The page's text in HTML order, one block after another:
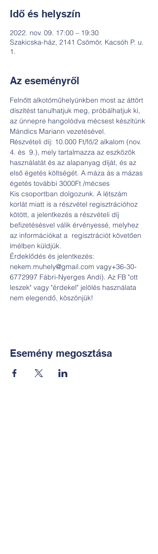
Idő és helyszín
2022. nov. 09. 17:00 – 19:30
Szakicska-ház, 2141 Csömör, Kacsóh P. u.
1.
Az eseményről
Felnőtt alkotóműhelyünkben most az áttört
díszítést tanulhatjuk meg, próbálhatjuk ki,
az ünnepre hangolódva mécsest készítünk
Mándics Mariann vezetésével.
Részvételi díj: 10.000 Ft/fő/2 alkalom (nov.
4. és  9.), mely tartalmazza az eszközök
használatát és az alapanyag díját, és az
első égetés költségét. A máza ás a mázas
égetés további 3000Ft /mécses
Kis csoportban dolgozunk. A létszám
korlát miatt is a részvétel regisztrációhoz
kötött, a jelentkezés a részvételi díj
befizetésésvel válik érvényessé, melyhez
az információkat a  regisztrációt követően
ímélben küldjük.
Érdeklődés és jelentkezés:
nekem.muhely@gmail.com vagy+36-30-
6772997 Fábri-Nyerges Andi). Az FB "ott
leszek" vagy "érdekel" jelölés használata
nem elegendő, köszönjük!
Esemény megosztása